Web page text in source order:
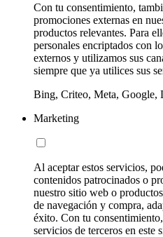
Con tu consentimiento,
promociones externas en
productos relevantes. Para
personales encriptados con
externos y utilizamos sus
siempre que ya utilices sus
Bing, Criteo, Meta, Google,
Marketing
Al aceptar estos servicios,
contenidos patrocinados o
nuestro sitio web o
de navegación y compra,
éxito. Con tu
servicios de terceros en este